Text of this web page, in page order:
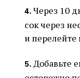
4.Через 10
сок через
и перелейте
5. Добавьте